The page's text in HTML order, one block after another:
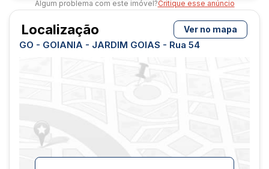
Algum problema com este imóvel?Critique esse anúncio
Localização Ver no mapa
GO - GOIANIA - JARDIM GOIAS - Rua 54